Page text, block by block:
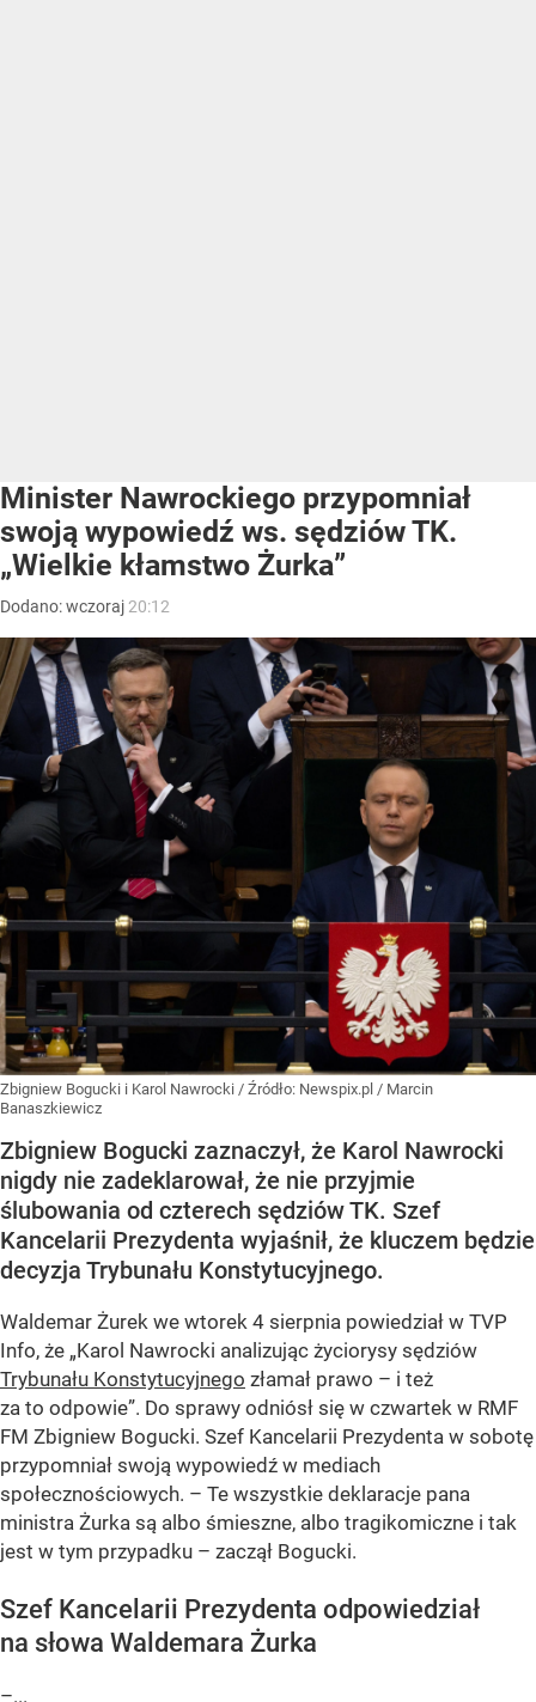
Minister Nawrockiego przypomniał
swoją wypowiedź ws. sędziów TK.
„Wielkie kłamstwo Żurka”
Dodano:wczoraj 20:12
Zbigniew Bogucki i Karol Nawrocki / Źródło: Newspix.pl / Marcin
Banaszkiewicz
Zbigniew Bogucki zaznaczył, że Karol Nawrocki
nigdy nie zadeklarował, że nie przyjmie
ślubowania od czterech sędziów TK. Szef
Kancelarii Prezydenta wyjaśnił, że kluczem będzie
decyzja Trybunału Konstytucyjnego.
Waldemar Żurek we wtorek 4 sierpnia powiedział w TVP
Info, że „Karol Nawrocki analizując życiorysy sędziów
Trybunału Konstytucyjnego złamał prawo – i też
za to odpowie”. Do sprawy odniósł się w czwartek w RMF
FM Zbigniew Bogucki. Szef Kancelarii Prezydenta w sobotę
przypomniał swoją wypowiedź w mediach
społecznościowych. – Te wszystkie deklaracje pana
ministra Żurka są albo śmieszne, albo tragikomiczne i tak
jest w tym przypadku – zaczął Bogucki.
Szef Kancelarii Prezydenta odpowiedział
na słowa Waldemara Żurka
–...